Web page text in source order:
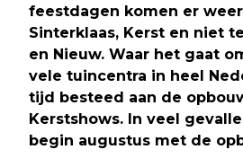
feestdagen komen er
Sinterklaas, Kerst en niet
en Nieuw. Waar het gaat
vele tuincentra in heel
tijd besteed aan de
Kerstshows. In veel
begin augustus met de